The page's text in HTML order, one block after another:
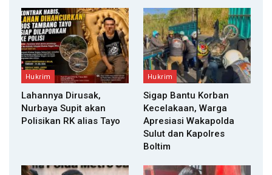
Hukrim
Lahannya Dirusak,
Nurbaya Supit akan
Polisikan RK alias Tayo
Hukrim
Sigap Bantu Korban
Kecelakaan, Warga
Apresiasi Wakapolda
Sulut dan Kapolres
Boltim